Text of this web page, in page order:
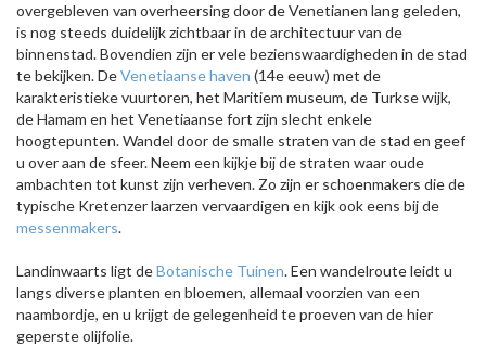
overgebleven van overheersing door de Venetianen lang geleden,
is nog steeds duidelijk zichtbaar in de architectuur van de
binnenstad. Bovendien zijn er vele bezienswaardigheden in de stad
te bekijken. DeVenetiaanse haven (14e eeuw) met de
karakteristieke vuurtoren, het Maritiem museum, de Turkse wijk,
de Hamam en het Venetiaanse fort zijn slecht enkele
hoogtepunten. Wandel door de smalle straten van de stad en geef
u over aan de sfeer. Neem een kijkje bij de straten waar oude
ambachten tot kunst zijn verheven. Zo zijn er schoenmakers die de
typische Kretenzer laarzen vervaardigen en kijk ook eens bij de
messenmakers.
Landinwaarts ligt deBotanische Tuinen. Een wandelroute leidt u
langs diverse planten en bloemen, allemaal voorzien van een
naambordje, en u krijgt de gelegenheid te proeven van de hier
geperste olijfolie.